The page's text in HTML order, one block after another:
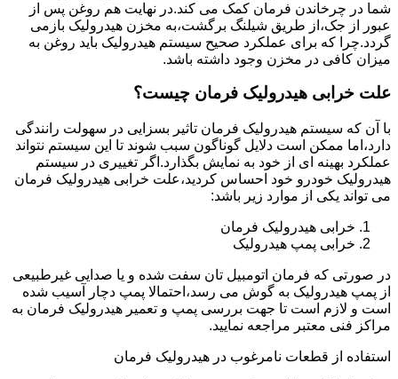
شما در چرخاندن فرمان کمک می کند.در نهایت هم روغن پس از
عبور از جک،از طریق شیلنگ برگشت،به مخزن هیدرولیک بازمی
گردد.چرا که برای عملکرد صحیح سیستم هیدرولیک باید روغن به
میزان کافی در مخزن وجود داشته باشد.
علت خرابی هیدرولیک فرمان چیست؟
با آن که سیستم هیدرولیک فرمان تاثیر بسزایی در سهولت رانندگی
دارد،اما ممکن است دلایل گوناگون سبب شوند تا این سیستم نتواند
عملکرد بهینه ای از خود به نمایش بگذارد.اگر تغییری در سیستم
هیدرولیک خودرو خود احساس کردید،علت خرابی هیدرولیک فرمان
می تواند یکی از موارد زیر باشد:
خرابی هیدرولیک فرمان
خرابی پمپ هیدرولیک
در صورتی که فرمان اتومبیل تان سفت شده و یا صدایی غیرطبیعی
از پمپ هیدرولیک به گوش می رسد،احتمالا پمپ دچار آسیب شده
است و لازم است تا جهت بررسی پمپ و تعمیر هیدرولیک فرمان به
مراکز فنی معتبر مراجعه نمایید.
استفاده از قطعات نامرغوب در هیدرولیک فرمان